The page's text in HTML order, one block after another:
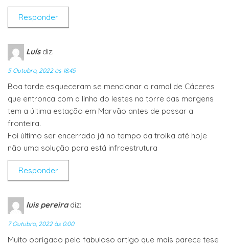
Responder
Luís diz:
5 Outubro, 2022 às 18:45
Boa tarde esqueceram se mencionar o ramal de Cáceres
que entronca com a linha do lestes na torre das margens
tem a última estação em Marvão antes de passar a
fronteira.
Foi último ser encerrado já no tempo da troika até hoje
não uma solução para está infraestrutura
Responder
luis pereira diz:
7 Outubro, 2022 às 0:00
Muito obrigado pelo fabuloso artigo que mais parece tese